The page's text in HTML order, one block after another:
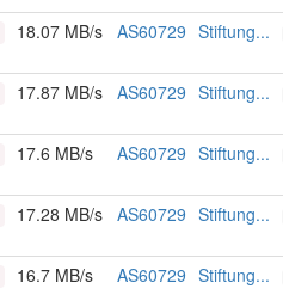
18.07 MB/s AS60729 Stiftung...
17.87 MB/s AS60729 Stiftung...
17.6 MB/s AS60729 Stiftung...
17.28 MB/s AS60729 Stiftung...
16.7 MB/s AS60729 Stiftung...